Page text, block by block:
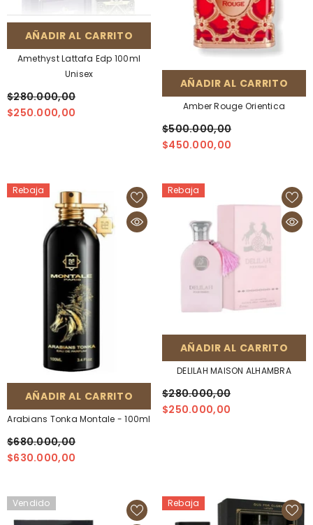
AÑADIR AL CARRITO
Amethyst Lattafa Edp 100ml
Unisex
$280.000,00
$250.000,00
AÑADIR AL CARRITO
Amber Rouge Orientica
$500.000,00
$450.000,00
Rebaja
AÑADIR AL CARRITO
Arabians Tonka Montale - 100ml
$680.000,00
$630.000,00
Rebaja
AÑADIR AL CARRITO
DELILAH MAISON ALHAMBRA
$280.000,00
$250.000,00
Vendido Rebaja